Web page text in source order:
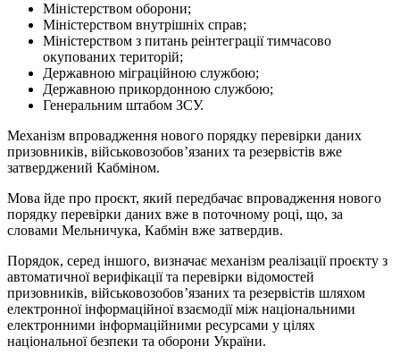
Міністерством оборони;
Міністерством внутрішніх справ;
Міністерством з питань реінтеграції тимчасово
окупованих територій;
Державною міграційною службою;
Державною прикордонною службою;
Генеральним штабом ЗСУ.
Механізм впровадження нового порядку перевірки даних
призовників, військовозобов’язаних та резервістів вже
затверджений Кабміном.
Мова йде про проєкт, який передбачає впровадження нового
порядку перевірки даних вже в поточному році, що, за
словами Мельничука, Кабмін вже затвердив.
Порядок, серед іншого, визначає механізм реалізації проєкту з
автоматичної верифікації та перевірки відомостей
призовників, військовозобовʼязаних та резервістів шляхом
електронної інформаційної взаємодії між національними
електронними інформаційними ресурсами у цілях
національної безпеки та оборони України.